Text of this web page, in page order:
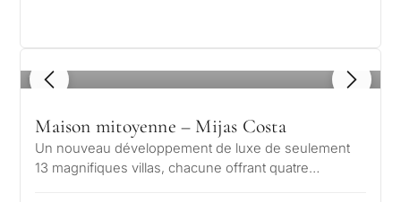
1 / 8
Maison mitoyenne – Mijas Costa
Un nouveau développement de luxe de seulement
13 magnifiques villas, chacune offrant quatre